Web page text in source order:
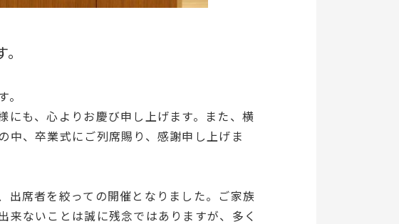
。
にも、心よりお慶び申し上げます。また、横
中、卒業式にご列席賜り、感謝申し上げま
出席者を絞っての開催となりました。ご家族
来ないことは誠に残念ではありますが、多く